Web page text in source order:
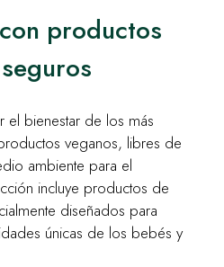
productos
bienestar de los más
veganos, libres de
ambiente para el
incluye productos de
diseñados para
únicas de los bebés y